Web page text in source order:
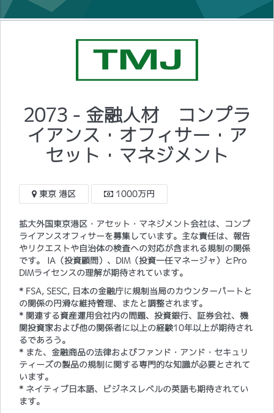
2073 - 金融人材 コンプラ
イアンス・オフィサー・ア
セット・マネジメント
東京 港区 1000万円
拡大外国東京港区・アセット・マネジメント会社は、コンプ
ライアンスオフィサーを募集しています。主な責任は、報告
やリクエストや自治体の検査への対応が含まれる規制の関係
です。 IA（投資顧問）、DIM（投資一任マネージャ）とPro
DIMライセンスの理解が期待されています。
* FSA, SESC, 日本の金融庁に規制当局のカウンターパートと
の関係の円滑な維持管理、またと調整されます。
* 関連する資産運用会社内の問題、投資銀行、証券会社、機
関投資家および他の関係者に以上の経験10年以上が期待され
るであろう。
* また、金融商品の法律およびファンド・アンド・セキュリ
ティーズの製品の規制に関する専門的な知識が必要とされて
います。
* ネイティブ日本語、ビジネスレベルの英語も期待されてい
ます。